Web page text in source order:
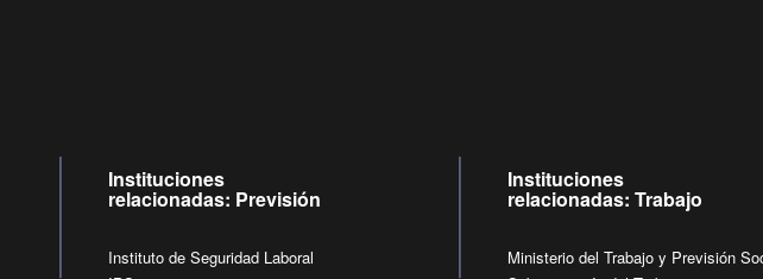
Instituciones
relacionadas: Previsión
Instituto de Seguridad Laboral
Instituciones
relacionadas: Trabajo
Ministerio del Trabajo y Previsión